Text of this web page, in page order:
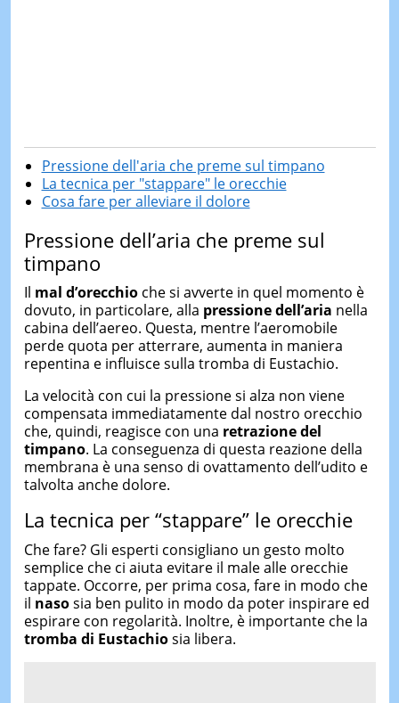
Pressione dell'aria che preme sul timpano
La tecnica per "stappare" le orecchie
Cosa fare per alleviare il dolore
Pressione dell’aria che preme sul
timpano
Il mal d’orecchioche si avverte in quel momento è
dovuto, in particolare, alla pressione dell’aria nella
cabina dell’aereo. Questa, mentre l’aeromobile
perde quota per atterrare, aumenta in maniera
repentina e influisce sulla tromba di Eustachio.
La velocità con cui la pressione si alza non viene
compensata immediatamente dal nostro orecchio
che, quindi, reagisce con una retrazione del
timpano. La conseguenza di questa reazione della
membrana è una senso di ovattamento dell’udito e
talvolta anche dolore.
La tecnica per “stappare” le orecchie
Che fare? Gli esperti consigliano un gesto molto
semplice che ci aiuta evitare il male alle orecchie
tappate. Occorre, per prima cosa, fare in modo che
il nasosia ben pulito in modo da poter inspirare ed
espirare con regolarità. Inoltre, è importante che la
tromba di Eustachiosia libera.